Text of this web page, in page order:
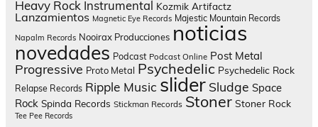
Heavy Rock Instrumental Kozmik Artifactz
Lanzamientos Magnetic Eye Records Majestic Mountain Records
Napalm Records Nooirax Producciones noticias
novedades Podcast Podcast Online Post Metal
Progressive Proto Metal Psychedelic Psychedelic Rock
Relapse Records Ripple Music slider Sludge Space
Rock Spinda Records Stickman Records Stoner Stoner Rock
Tee Pee Records